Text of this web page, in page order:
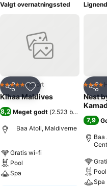
Valgt overnatningssted
Del Føj til favoritter
5 StjernerResort
Kihaa Maldives
8,2 Meget godt (2.523 bedømmelser
Baa Atoll, Maldiverne
Gratis wi-fi
Pool
Spa
Del
4
Nest
7,9
Baa
Pool
Spa